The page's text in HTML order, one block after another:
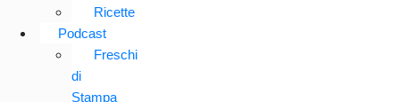
Ricette
Podcast
Freschi
di
Stampa